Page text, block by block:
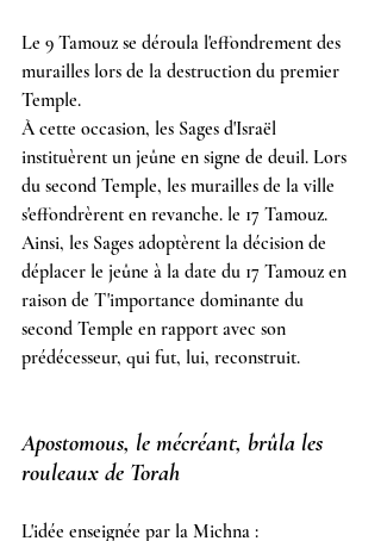
Le 9 Tamouz se déroula l'effondrement des
murailles lors de la destruction du premier
Temple.
À cette occasion, les Sages d'Israël
instituèrent un jeûne en signe de deuil. Lors
du second Temple, les murailles de la ville
s'effondrèrent en revanche. le 17 Tamouz.
Ainsi, les Sages adoptèrent la décision de
déplacer le jeûne à la date du 17 Tamouz en
raison de T'importance dominante du
second Temple en rapport avec son
prédécesseur, qui fut, lui, reconstruit.
Apostomous, le mécréant, brûla les
rouleaux de Torah
L'idée enseignée par la Michna :